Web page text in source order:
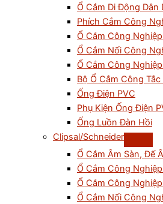
Ổ Cắm Di Động Dân
Phích Cắm Công
Ổ Cắm Công
Ổ Cắm Nối Công
Ổ Cắm Công
Bộ Ổ Cắm Công
Ống Điện PVC
Phụ Kiện Ống Điện
Ống Luồn Đàn Hồi
Clipsal/Schneider
Ổ Cắm Âm Sàn, Đế
Ổ Cắm Công
Ổ Cắm Công
Ổ Cắm Nối Công